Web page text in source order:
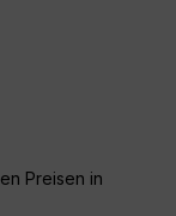
Preisen in